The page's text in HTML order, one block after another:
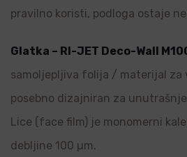
pravilno koristi, podloga ostaje
Glatka – RI-JET Deco-Wall
samoljepljiva folija / materijal za
posebno dizajniran za
Lice (face film) je monomerni
debljine 100 µm.